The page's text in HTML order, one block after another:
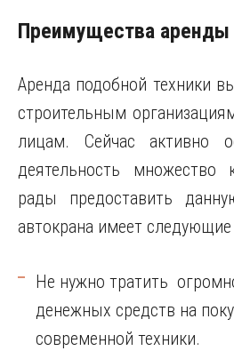
Преимущества аренды
Аренда подобной техники
строительным
лицам. Сейчас активно
деятельность множество
рады предоставить
автокрана имеет
Не нужно тратить
денежных средств на
современной техники.